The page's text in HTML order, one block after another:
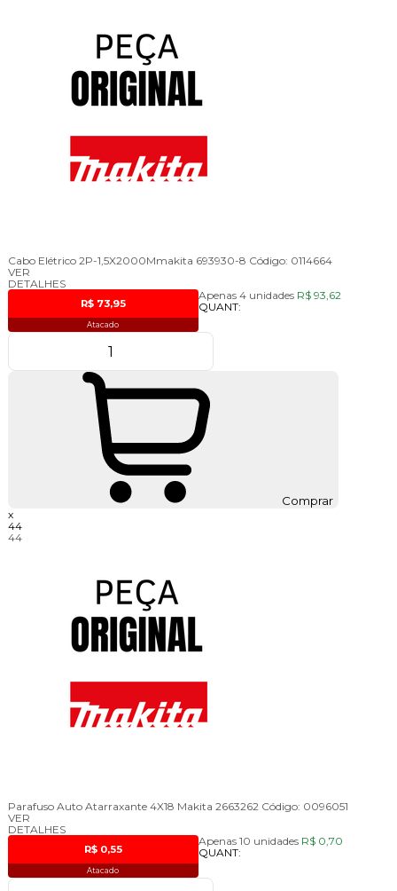
Cabo Elétrico 2P-1,5X2000Mmakita 693930-8 Código: 0114664
VER
DETALHES
Apenas 4 unidades
R$ 73,95
Atacado
R$ 93,62
QUANT:
Comprar
x
44
44
Parafuso Auto Atarraxante 4X18 Makita 2663262 Código: 0096051
VER
DETALHES
Apenas 10 unidades
R$ 0,55
Atacado
R$ 0,70
QUANT: